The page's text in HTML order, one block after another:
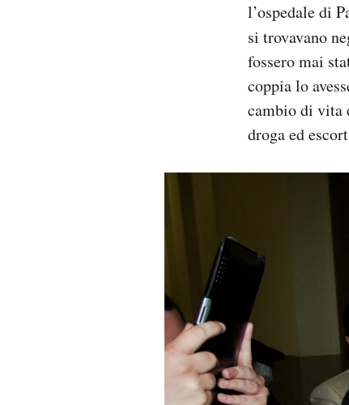
l’ospedale di
si trovavano
fossero mai
coppia lo
cambio di vita
droga ed